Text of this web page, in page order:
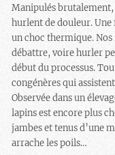
Manipulés
hurlent de douleur. Une
un choc thermique.
débattre, voire hurler
début du processus.
congénères qui
Observée dans un
lapins est encore plus
jambes et tenus d’une
arrache les poils…